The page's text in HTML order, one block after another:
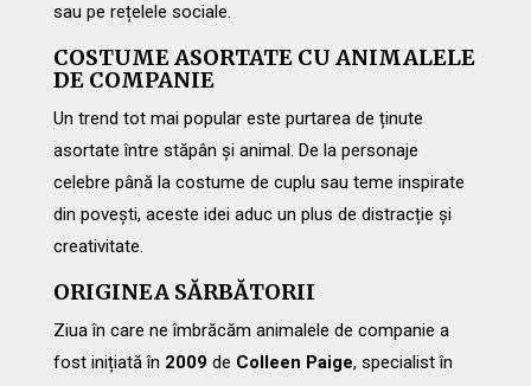
sau pe rețelele sociale.
COSTUME ASORTATE CU ANIMALELE
DE COMPANIE
Un trend tot mai popular este purtarea de ținute
asortate între stăpân și animal. De la personaje
celebre până la costume de cuplu sau teme inspirate
din povești, aceste idei aduc un plus de distracție și
creativitate.
ORIGINEA SĂRBĂTORII
Ziua în care ne îmbrăcăm animalele de companie a
fost inițiată în 2009de Colleen Paige, specialist în